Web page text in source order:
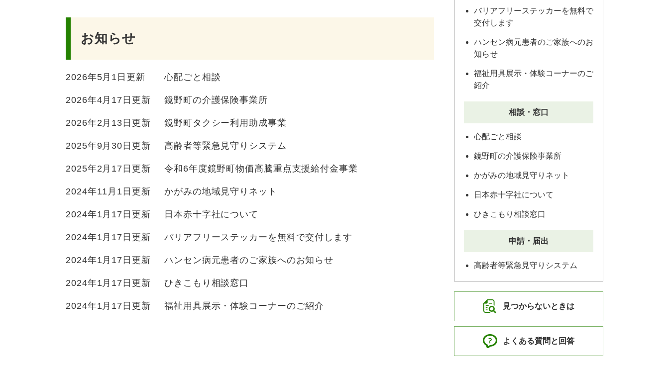
お知らせ
2026年5月1日更新 心配ごと相談
2026年4月17日更新 鏡野町の介護保険事業所
2026年2月13日更新 鏡野町タクシー利用助成事業
2025年9月30日更新 高齢者等緊急見守りシステム
2025年2月17日更新 令和6年度鏡野町物価高騰重点支援給付金事業
2024年11月1日更新 かがみの地域見守りネット
2024年1月17日更新 日本赤十字社について
2024年1月17日更新 バリアフリーステッカーを無料で交付します
2024年1月17日更新 ハンセン病元患者のご家族へのお知らせ
2024年1月17日更新 ひきこもり相談窓口
2024年1月17日更新 福祉用具展示・体験コーナーのご紹介
バリアフリーステッカーを無料で
交付します
ハンセン病元患者のご家族へのお
知らせ
福祉用具展示・体験コーナーのご
紹介
相談・窓口
心配ごと相談
鏡野町の介護保険事業所
かがみの地域見守りネット
日本赤十字社について
ひきこもり相談窓口
申請・届出
高齢者等緊急見守りシステム
見つからないときは
よくある質問と回答